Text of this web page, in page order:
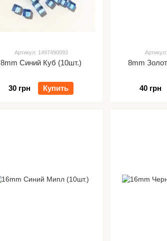
Артикул: 1497490093
8mm Синий Куб (10шт.)
30 грн Купить
8mm
40 грн